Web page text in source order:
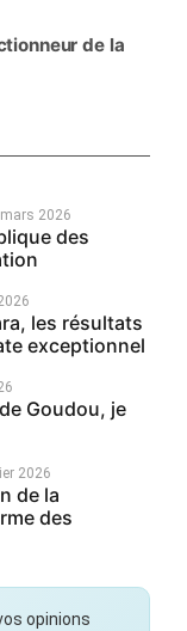
de la
2026
des
les résultats
exceptionnel
Goudou, je
2026
de la
des
opinions